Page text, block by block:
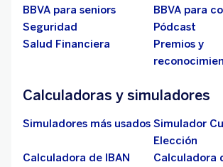
BBVA para seniors
BBVA para
Seguridad
Pódcast
Salud Financiera
Premios y
Calculadoras y simuladores
Simuladores más usados Simulador
Elección
Calculadora de IBAN
Calculadora